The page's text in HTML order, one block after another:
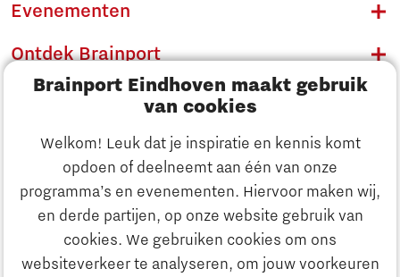
Brainport Eindhoven maakt gebruik
van cookies
Welkom! Leuk dat je inspiratie en kennis komt
opdoen of deelneemt aan één van onze
programma’s en evenementen. Hiervoor maken wij,
en derde partijen, op onze website gebruik van
cookies. We gebruiken cookies om ons
websiteverkeer te analyseren, om jouw voorkeuren
Ontdek Brainport
Innovatie
Evenementen
Ontdek Brainport
Innovatie
Ondernemen
Onderwijs
Maatschappelijk
Strategie & Organisatie